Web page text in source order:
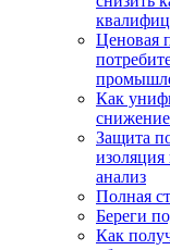
Ценовая
Как
Защита
анализ
Полная
Береги
Как